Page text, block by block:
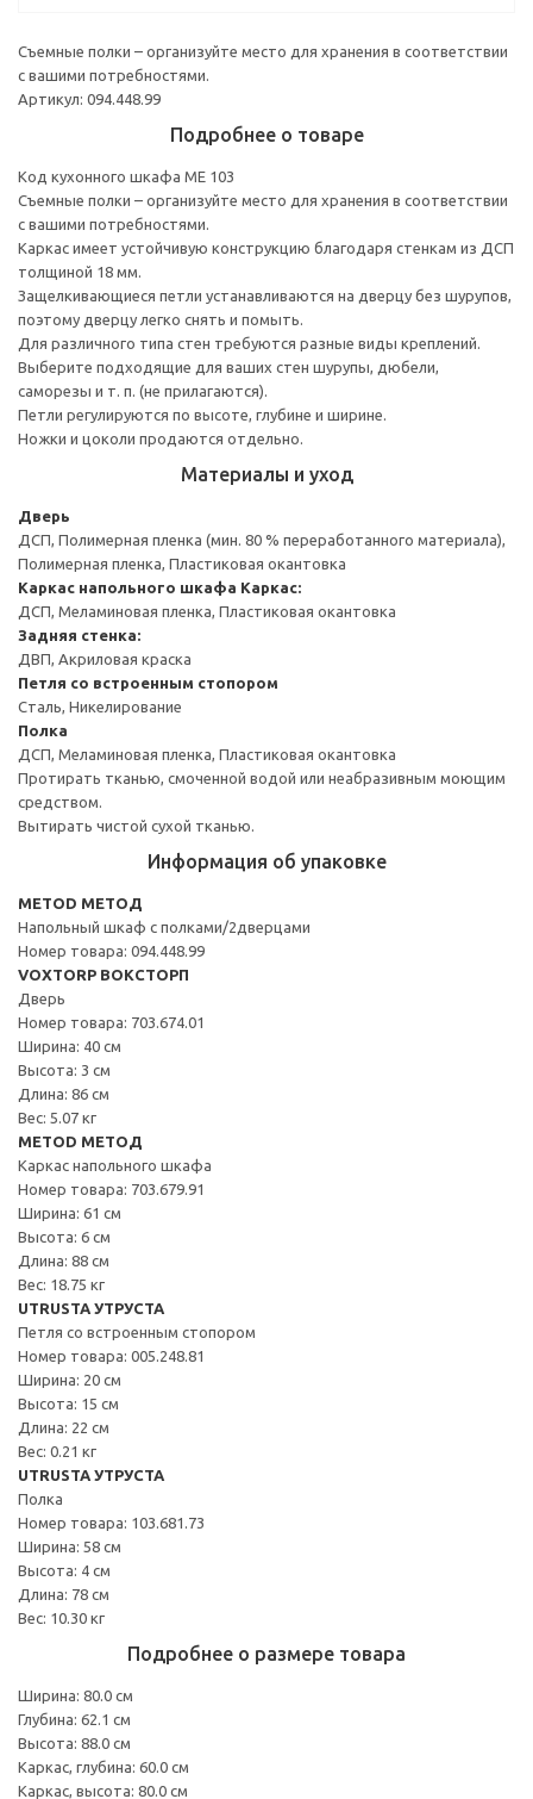
Съемные полки – организуйте место для хранения в соответствии
с вашими потребностями.
Артикул: 094.448.99
Подробнее о товаре
Код кухонного шкафа ME 103
Съемные полки – организуйте место для хранения в соответствии
с вашими потребностями.
Каркас имеет устойчивую конструкцию благодаря стенкам из ДСП
толщиной 18 мм.
Защелкивающиеся петли устанавливаются на дверцу без шурупов,
поэтому дверцу легко снять и помыть.
Для различного типа стен требуются разные виды креплений.
Выберите подходящие для ваших стен шурупы, дюбели,
саморезы и т. п. (не прилагаются).
Петли регулируются по высоте, глубине и ширине.
Ножки и цоколи продаются отдельно.
Материалы и уход
Дверь
ДСП, Полимерная пленка (мин. 80 % переработанного материала),
Полимерная пленка, Пластиковая окантовка
Каркас напольного шкафа Каркас:
ДСП, Меламиновая пленка, Пластиковая окантовка
Задняя стенка:
ДВП, Акриловая краска
Петля со встроенным стопором
Сталь, Никелирование
Полка
ДСП, Меламиновая пленка, Пластиковая окантовка
Протирать тканью, смоченной водой или неабразивным моющим
средством.
Вытирать чистой сухой тканью.
Информация об упаковке
METOD МЕТОД
Напольный шкаф с полками/2дверцами
Номер товара: 094.448.99
VOXTORP ВОКСТОРП
Дверь
Номер товара: 703.674.01
Ширина: 40 см
Высота: 3 см
Длина: 86 см
Вес: 5.07 кг
METOD МЕТОД
Каркас напольного шкафа
Номер товара: 703.679.91
Ширина: 61 см
Высота: 6 см
Длина: 88 см
Вес: 18.75 кг
UTRUSTA УТРУСТА
Петля со встроенным стопором
Номер товара: 005.248.81
Ширина: 20 см
Высота: 15 см
Длина: 22 см
Вес: 0.21 кг
UTRUSTA УТРУСТА
Полка
Номер товара: 103.681.73
Ширина: 58 см
Высота: 4 см
Длина: 78 см
Вес: 10.30 кг
Подробнее о размере товара
Ширина: 80.0 см
Глубина: 62.1 см
Высота: 88.0 см
Каркас, глубина: 60.0 см
Каркас, высота: 80.0 см